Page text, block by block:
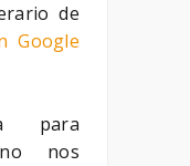
de
Google
para
nos